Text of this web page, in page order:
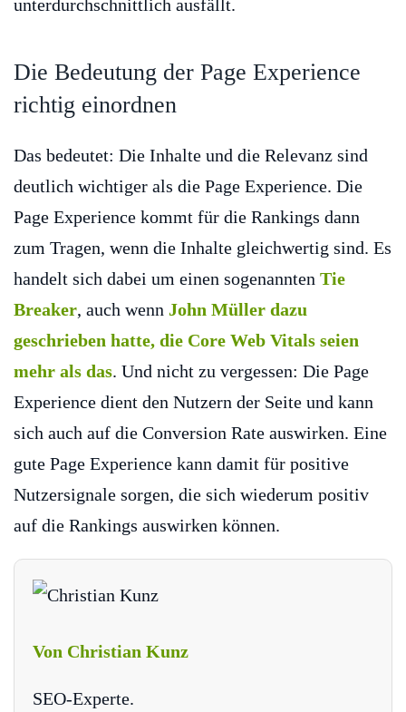
unterdurchschnittlich ausfällt.
Die Bedeutung der Page Experience
richtig einordnen
Das bedeutet: Die Inhalte und die Relevanz sind
deutlich wichtiger als die Page Experience. Die
Page Experience kommt für die Rankings dann
zum Tragen, wenn die Inhalte gleichwertig sind. Es
handelt sich dabei um einen sogenannten Tie
Breaker, auch wenn John Müller dazu
geschrieben hatte, die Core Web Vitals seien
mehr als das. Und nicht zu vergessen: Die Page
Experience dient den Nutzern der Seite und kann
sich auch auf die Conversion Rate auswirken. Eine
gute Page Experience kann damit für positive
Nutzersignale sorgen, die sich wiederum positiv
auf die Rankings auswirken können.
Von Christian Kunz
SEO-Experte.